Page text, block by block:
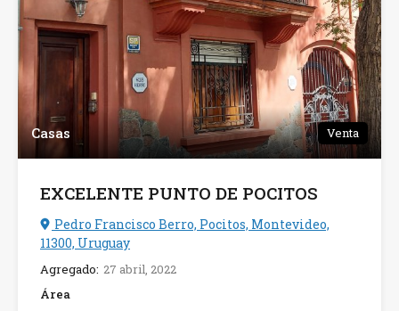
Casas Venta
EXCELENTE PUNTO DE POCITOS
Pedro Francisco Berro, Pocitos, Montevideo,
11300, Uruguay
Agregado: 27 abril, 2022
Área